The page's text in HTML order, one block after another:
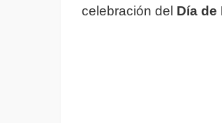
celebración del Día de